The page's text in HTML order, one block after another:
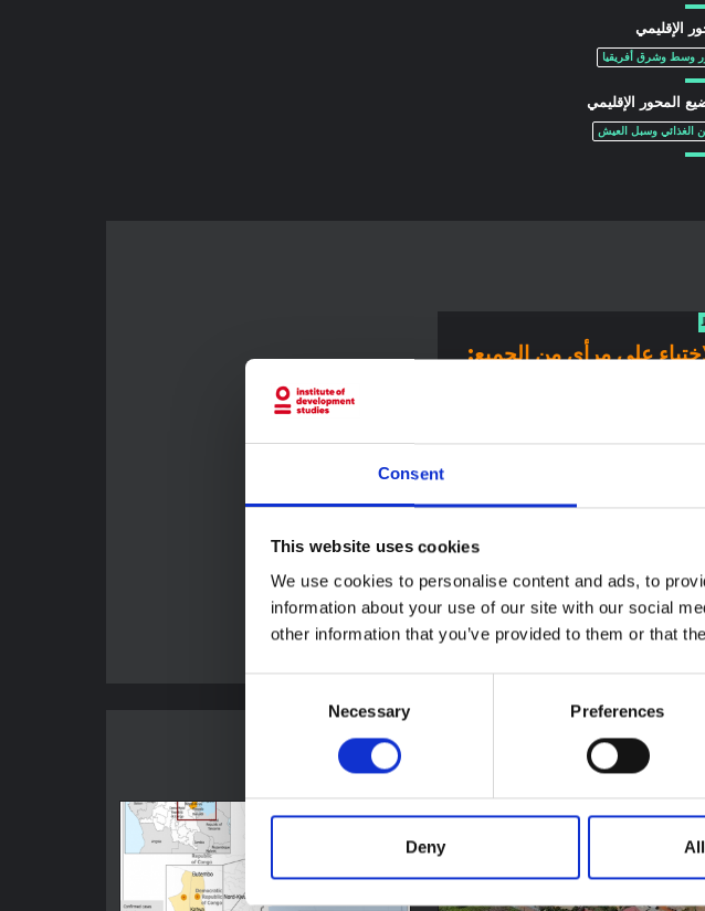
Consent
This website uses cookies
We use cookies to personalise content and ads, to
information about your use of our site with our social
other information that you’ve provided to them or that
Necessary Preferences
Deny
الإقليمي
وسط وشرق أفريقيا
المحور الإقليمي
الغذائي وسبل العيش
على مرأى من الجميع:
المدنيين السابقين على سلامتهم وحماية
بعد تسليم بعثة الأمم المتحدة في
إلى حكومة الوحدة الوطنية الانتقالية
محور وسط وشرق أفريقيا
العالمية 2023